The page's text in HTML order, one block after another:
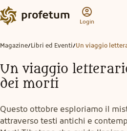
Login
Magazine/Libri ed Eventi/Un viaggio
Un viaggio
dei morti
Questo ottobre esploriamo il
attraverso testi antichi e